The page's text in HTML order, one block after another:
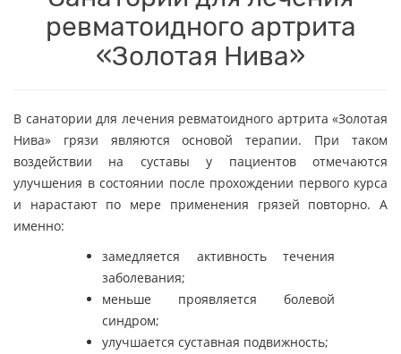
ревматоидного артрита
«Золотая Нива»
В санатории для лечения ревматоидного артрита «Золотая
Нива» грязи являются основой терапии. При таком
воздействии на суставы у пациентов отмечаются
улучшения в состоянии после прохождении первого курса
и нарастают по мере применения грязей повторно. А
именно:
замедляется активность течения
заболевания;
меньше проявляется болевой
синдром;
улучшается суставная подвижность;